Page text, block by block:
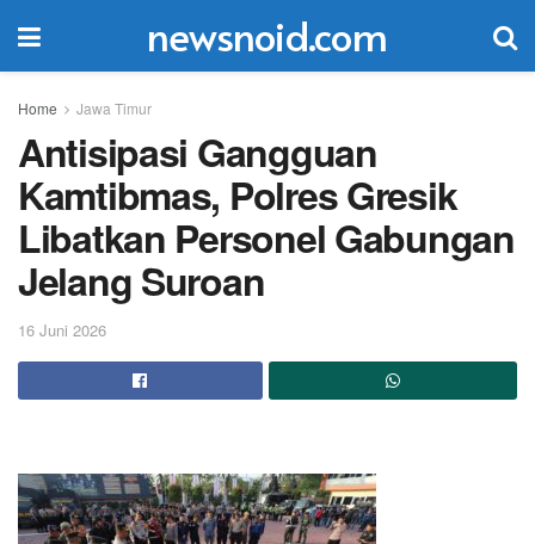
newsnoid.com
Home Jawa Timur
Antisipasi Gangguan
Kamtibmas, Polres Gresik
Libatkan Personel Gabungan
Jelang Suroan
16 Juni 2026